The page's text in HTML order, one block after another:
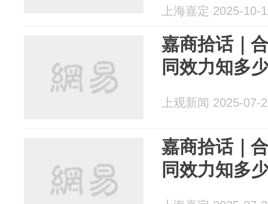
上海嘉定 2025-10-
嘉商拾话｜
同效力知多
上观新闻 2025-07-
嘉商拾话｜
同效力知多